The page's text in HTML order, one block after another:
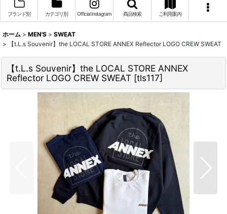
ブランド別 カテゴリ別 Official Instagram 商品検索 ご利用案内
ホーム > MEN'S > SWEAT
>
【t.L.s Souvenir】the LOCAL STORE ANNEX Reflector LOGO CREW SWEAT
【t.L.s Souvenir】the LOCAL STORE ANNEX
Reflector LOGO CREW SWEAT [tls117]